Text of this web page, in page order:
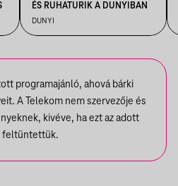
ÉS RUHATURIK A DUNYIBAN
DUNYI
programajánló, ahová bárki
A Telekom nem szervezője és
kivéve, ha ezt az adott
feltüntettük.